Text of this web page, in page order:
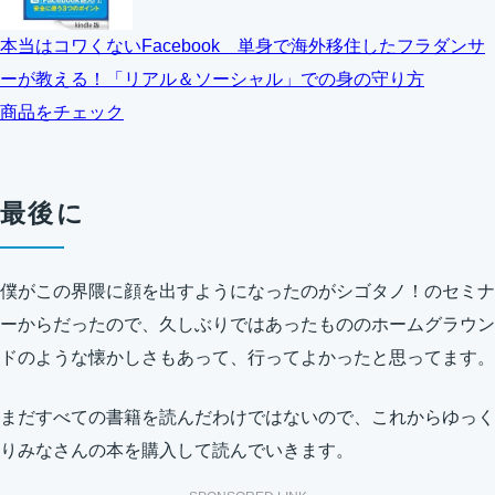
本当はコワくないFacebook 単身で海外移住したフラダンサ
ーが教える！「リアル＆ソーシャル」での身の守り方
商品をチェック
最後に
僕がこの界隈に顔を出すようになったのがシゴタノ！のセミナ
ーからだったので、久しぶりではあったもののホームグラウン
ドのような懐かしさもあって、行ってよかったと思ってます。
まだすべての書籍を読んだわけではないので、これからゆっく
りみなさんの本を購入して読んでいきます。